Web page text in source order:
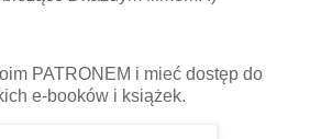
PATRONEM i mieć dostęp do
e-booków i książek.